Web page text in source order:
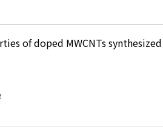
of doped MWCNTs